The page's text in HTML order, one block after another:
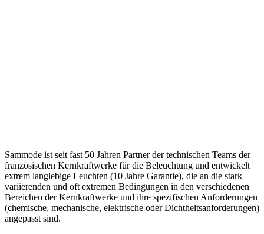
Sammode ist seit fast 50 Jahren Partner der technischen Teams der
französischen Kernkraftwerke für die Beleuchtung und entwickelt
extrem langlebige Leuchten (10 Jahre Garantie), die an die stark
variierenden und oft extremen Bedingungen in den verschiedenen
Bereichen der Kernkraftwerke und ihre spezifischen Anforderungen
(chemische, mechanische, elektrische oder Dichtheitsanforderungen)
angepasst sind.